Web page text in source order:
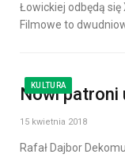
Łowickiej odbędą się
Filmowe to
KULTURA
Nowi patroni
15 kwietnia 2018
Rafał Dajbor